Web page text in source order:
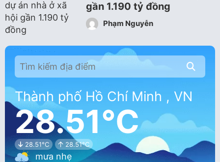
gần 1.190 tỷ đồng
Phạm Nguyễn
Thành phố Hồ Chí Minh , VN
28.51°C
28.51°C 28.51°C
mưa nhẹ